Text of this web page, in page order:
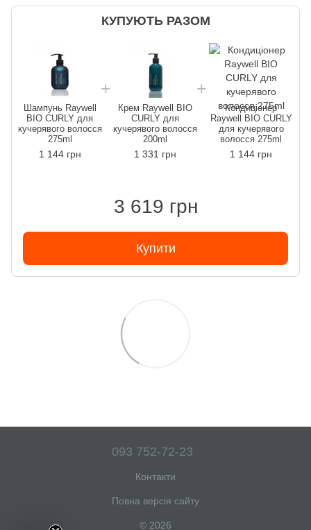
КУПУЮТЬ РАЗОМ
Шампунь Raywell
BIO CURLY для
кучерявого волосся
275ml
1 144 грн
Крем Raywell BIO
CURLY для
кучерявого волосся
200ml
1 331 грн
Кондиціонер
Raywell BIO CURLY
для кучерявого
волосся 275ml
1 144 грн
3 619 грн
Купити
093 752-72-23
Контакти
Повна версія сайту
© 2026